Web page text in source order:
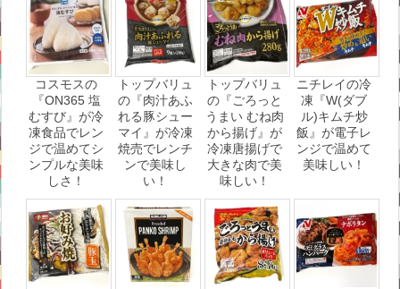
コスモスの
『ON365 塩
むすび』が冷
凍食品でレン
ジで温めてシ
ンプルな美味
しさ！
トップバリュ
の『肉汁あふ
れる豚シュー
マイ』が冷凍
焼売でレンチ
ンで美味し
い！
トップバリュ
の『ごろっと
うまい むね肉
から揚げ』が
冷凍唐揚げで
大きな肉で美
味しい！
ニチレイの冷
凍『W(ダブ
ル)キムチ炒
飯』が電子レ
ンジで温めて
美味しい！